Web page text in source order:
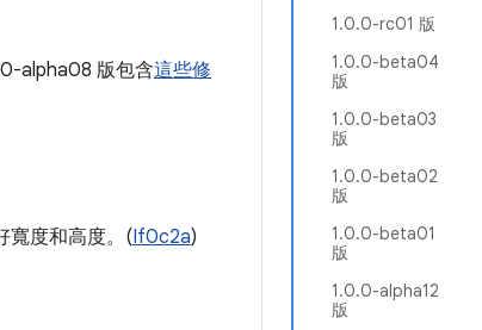
1.0.0-rc01 版
1.0.0-beta04
版
1.0.0-beta03
版
1.0.0-beta02
版
1.0.0-beta01
版
1.0.0-alpha12
版
alpha08 版包含這些修
寬度和高度。(If0c2a)